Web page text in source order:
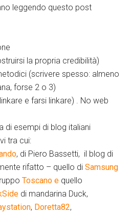
leggendo questo post
la propria credibilità)
(scrivere spesso: almeno
forse 2 o 3)
e farsi linkare) . No web
di esempi di blog italiani
tra cui:
, di Piero Bassetti, il blog di
rifatto – quello diSamsung
Toscano e quello
di mandarina Duck,
, Doretta82,